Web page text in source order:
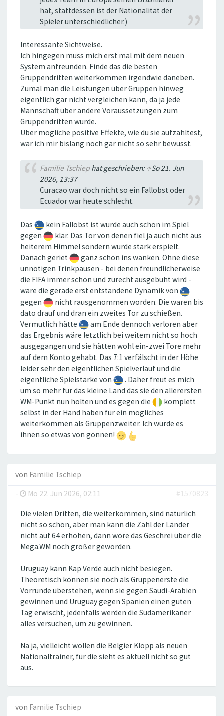
hat, stattdessen ist der Nationalität der
Spieler unterschiedlicher.)
Interessante Sichtweise.
Ich hingegen muss mich erst mal mit dem neuen
System anfreunden. Finde das die besten
Gruppendritten weiterkommen irgendwie daneben.
Zumal man die Leistungen über Gruppen hinweg
eigentlich gar nicht vergleichen kann, da ja jede
Mannschaft über andere Voraussetzungen zum
Gruppendritten wurde.
Über mögliche positive Effekte, wie du sie aufzähltest,
war ich mir bislang noch gar nicht so sehr bewusst.
Familie Tschiephat geschrieben: ↑So 21. Jun
2026, 13:37
Curacao war doch nicht so ein Fallobst oder
Ecuador war heute schlecht.
Das
kein Fallobst ist wurde auch schon im Spiel
gegen
klar. Das Tor von denen fiel ja auch nicht aus
heiterem Himmel sondern wurde stark erspielt.
Danach geriet
ganz schön ins wanken. Ohne diese
unnötigen Trinkpausen - bei denen freundlicherweise
die FIFA immer schön und zurecht ausgebuht wird -
wäre die gerade erst entstandene Dynamik von
gegen
nicht rausgenommen worden. Die waren bis
dato drauf und dran ein zweites Tor zu schießen.
Vermutlich hätte
am Ende dennoch verloren aber
das Ergebnis wäre letztlich bei weitem nicht so hoch
ausgegangen und sie hätten wohl ein-zwei Tore mehr
auf dem Konto gehabt. Das 7:1 verfälscht in der Höhe
leider sehr den eigentlichen Spielverlauf und die
eigentliche Spielstärke von
. Daher freut es mich
um so mehr für das kleine Land das sie den allerersten
WM-Punkt nun holten und es gegen die
komplett
selbst in der Hand haben für ein mögliches
weiterkommen als Gruppenzweiter. Ich würde es
ihnen so etwas von gönnen!
von Familie Tschiep
-
Mo 22. Jun 2026, 02:11 #1570823
Die vielen Dritten, die weiterkommen, sind natürlich
nicht so schön, aber man kann die Zahl der Länder
nicht auf 64 erhöhen, dann wöre das Geschrei über die
Mega.WM noch größer geworden.
Uruguay kann Kap Verde auch nicht besiegen.
Theoretisch können sie noch als Gruppenerste die
Vorrunde überstehen, wenn sie gegen Saudi-Arabien
gewinnen und Uruguay gegen Spanien einen guten
Tag erwischt, jedenfalls werden die Südamerikaner
alles versuchen, um zu gewinnen.
Na ja, vielleicht wollen die Belgier Klopp als neuen
Nationaltrainer, für die sieht es aktuell nicht so gut
aus.
von Familie Tschiep